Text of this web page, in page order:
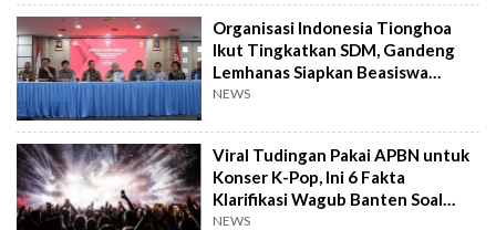
Organisasi Indonesia Tionghoa
Ikut Tingkatkan SDM, Gandeng
Lemhanas Siapkan Beasiswa
Hingga S3
NEWS
Viral Tudingan Pakai APBN untuk
Konser K-Pop, Ini 6 Fakta
Klarifikasi Wagub Banten Soal
Putrinya
NEWS